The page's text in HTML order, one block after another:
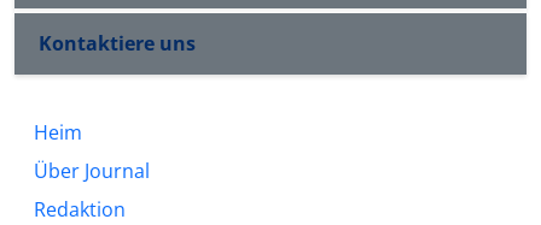
Kontaktiere uns
Heim
Über Journal
Redaktion